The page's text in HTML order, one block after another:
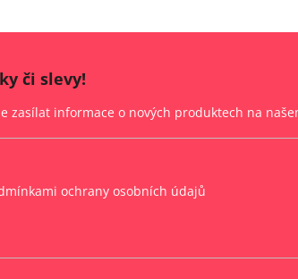
či slevy!
zasílat informace o nových produktech na
ochrany osobních údajů